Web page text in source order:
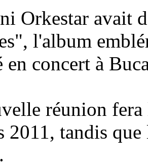
Orkestar avait
l'album
en concert à
réunion
2011, tandis que